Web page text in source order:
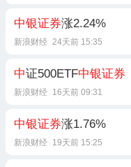
中银证券涨2.24%
新浪财经 24天前 15:35
中证500ETF中银证券
新浪财经 16天前 09:31
中银证券涨1.76%
新浪财经 19天前 15:25